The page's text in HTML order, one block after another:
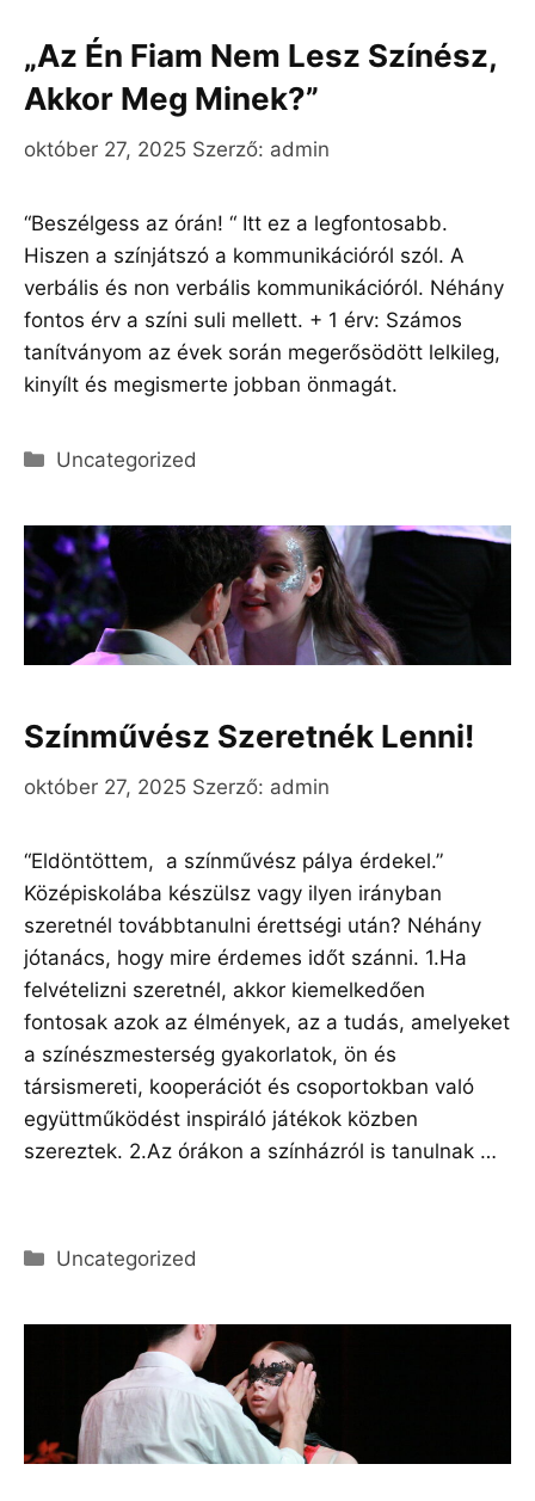
„Az Én Fiam Nem Lesz Színész,
Akkor Meg Minek?”
október 27, 2025 Szerző: admin
“Beszélgess az órán! “ Itt ez a legfontosabb.
Hiszen a színjátszó a kommunikációról szól. A
verbális és non verbális kommunikációról. Néhány
fontos érv a színi suli mellett. + 1 érv: Számos
tanítványom az évek során megerősödött lelkileg,
kinyílt és megismerte jobban önmagát.
Kategória
Uncategorized
Színművész Szeretnék Lenni!
október 27, 2025 Szerző: admin
“Eldöntöttem, a színművész pálya érdekel.”
Középiskolába készülsz vagy ilyen irányban
szeretnél továbbtanulni érettségi után? Néhány
jótanács, hogy mire érdemes időt szánni. 1.Ha
felvételizni szeretnél, akkor kiemelkedően
fontosak azok az élmények, az a tudás, amelyeket
a színészmesterség gyakorlatok, ön és
társismereti, kooperációt és csoportokban való
együttműködést inspiráló játékok közben
szereztek. 2.Az órákon a színházról is tanulnak …
Kategória
Uncategorized